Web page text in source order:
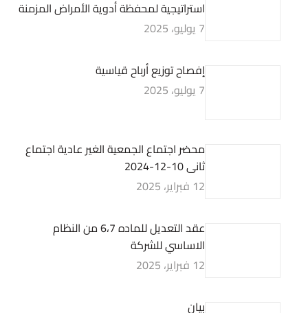
استراتيجية لمحفظة أدوية الأمراض المزمنة
7 يوليو، 2025
إفصاح توزيع أرباح قياسية
7 يوليو، 2025
محضر اجتماع الجمعية الغير عادية اجتماع
ثانى 10-12-2024
12 فبراير، 2025
عقد التعديل للماده 6،7 من النظام
الاساسي للشركة
12 فبراير، 2025
بيان